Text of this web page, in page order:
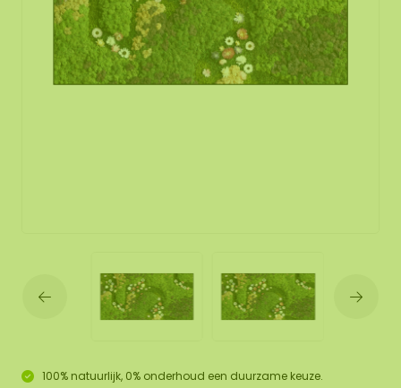
100% natuurlijk, 0% onderhoud een duurzame keuze.